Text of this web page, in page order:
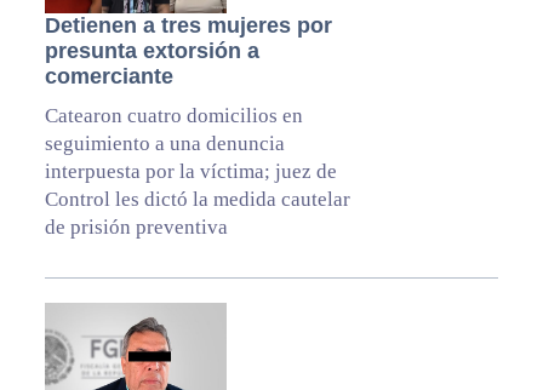
Detienen a tres mujeres por
presunta extorsión a
comerciante
Catearon cuatro domicilios en
seguimiento a una denuncia
interpuesta por la víctima; juez de
Control les dictó la medida cautelar
de prisión preventiva